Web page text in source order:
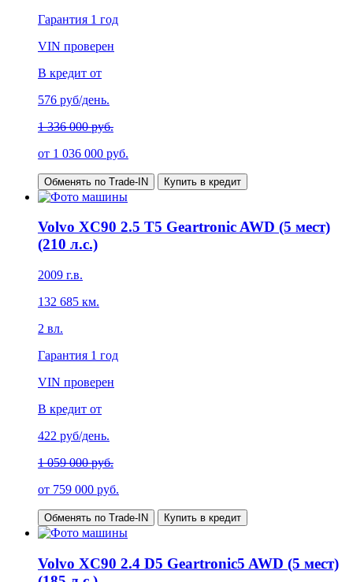
Гарантия 1 год
VIN проверен
В кредит от
576 руб/день.
1 336 000 руб.
от 1 036 000 руб.
Обменять по Trade-IN Купить в кредит
Volvo XC90 2.5 T5 Geartronic AWD (5 мест)
(210 л.с.)
2009 г.в.
132 685 км.
2 вл.
Гарантия 1 год
VIN проверен
В кредит от
422 руб/день.
1 059 000 руб.
от 759 000 руб.
Обменять по Trade-IN Купить в кредит
Volvo XC90 2.4 D5 Geartronic5 AWD (5 мест)